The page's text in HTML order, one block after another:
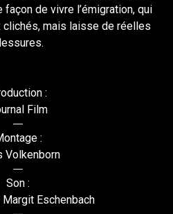
de vivre l’émigration, qui
clichés, mais laisse de réelles
:
Film
:
Volkenborn
Son :
Margit Eschenbach